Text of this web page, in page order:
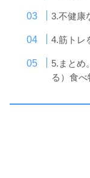
3.不健康
4.筋トレ
5.まとめ
る）食べ